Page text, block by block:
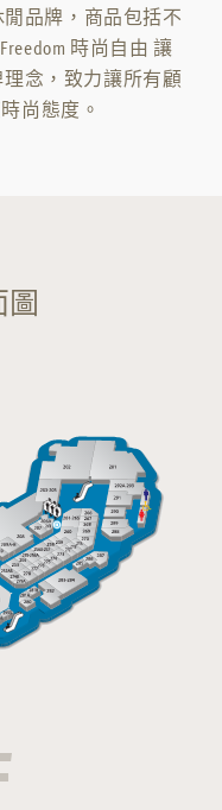
品牌，商品包括不
時尚自由 讓
念，致力讓所有顧
尚態度。